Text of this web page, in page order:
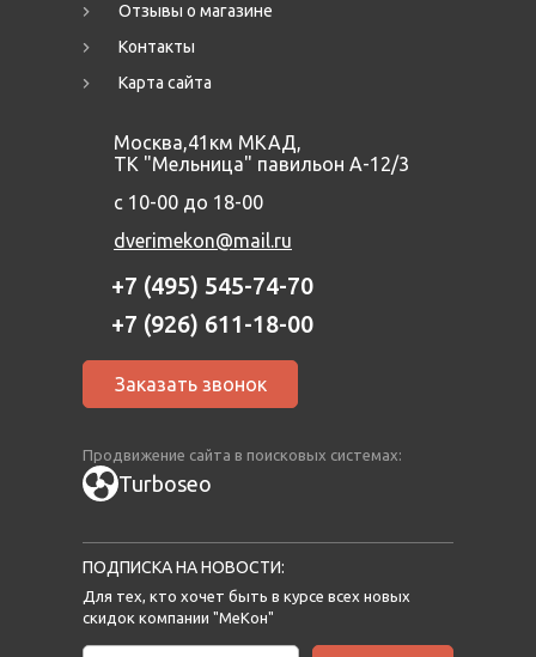
Отзывы о магазине
Контакты
Карта сайта
Москва,41км МКАД,
ТК "Мельница" павильон А-12/3
с 10-00 до 18-00
dverimekon@mail.ru
+7 (495) 545-74-70
+7 (926) 611-18-00
Заказать звонок
Продвижение сайта в поисковых системах:
Turboseo
ПОДПИСКА НА НОВОСТИ:
Для тех, кто хочет быть в курсе всех новых
скидок компании "МеКон"